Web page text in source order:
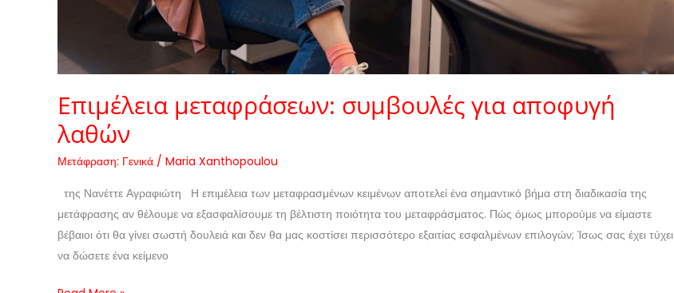
Επιμέλεια μεταφράσεων: συμβουλές για αποφυγή
λαθών
Μετάφραση: Γενικά / Maria Xanthopoulou
της Νανέττε Αγραφιώτη Η επιμέλεια των μεταφρασμένων κειμένων αποτελεί ένα σημαντικό βήμα στη διαδικασία της
μετάφρασης αν θέλουμε να εξασφαλίσουμε τη βέλτιστη ποιότητα του μεταφράσματος. Πώς όμως μπορούμε να είμαστε
βέβαιοι ότι θα γίνει σωστή δουλειά και δεν θα μας κοστίσει περισσότερο εξαιτίας εσφαλμένων επιλογών; Ίσως σας έχει τύχει
να δώσετε ένα κείμενο